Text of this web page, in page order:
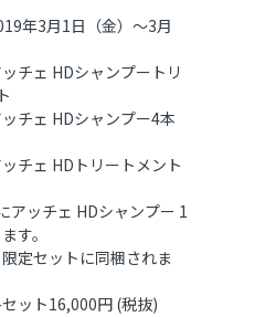
3月1日（金）～3月
HDシャンプートリ
ャンプー4本
リートメント
ッチェ HDシャンプー 1
す。
定セットに同梱されま
ト16,000円 (税抜)